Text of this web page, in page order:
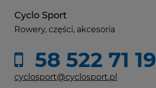
Cyclo Sport
Rowery, części, akcesoria
58 522 71 19
cyclosport@cyclosport.pl